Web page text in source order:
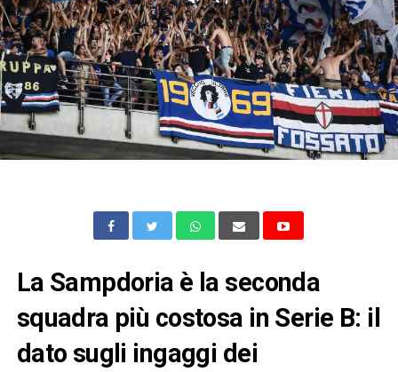
La Sampdoria è la seconda
squadra più costosa in Serie B: il
dato sugli ingaggi dei